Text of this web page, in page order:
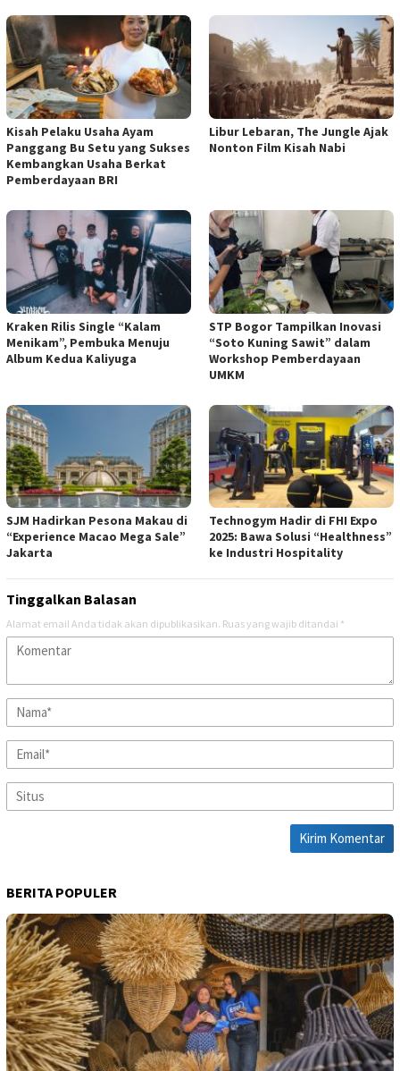
Kisah Pelaku Usaha Ayam
Panggang Bu Setu yang Sukses
Kembangkan Usaha Berkat
Pemberdayaan BRI
Libur Lebaran, The Jungle Ajak
Nonton Film Kisah Nabi
Kraken Rilis Single “Kalam
Menikam”, Pembuka Menuju
Album Kedua Kaliyuga
STP Bogor Tampilkan Inovasi
“Soto Kuning Sawit” dalam
Workshop Pemberdayaan
UMKM
SJM Hadirkan Pesona Makau di
“Experience Macao Mega Sale”
Jakarta
Technogym Hadir di FHI Expo
2025: Bawa Solusi “Healthness”
ke Industri Hospitality
Tinggalkan Balasan
Alamat email Anda tidak akan dipublikasikan. Ruas yang wajib ditandai *
BERITA POPULER